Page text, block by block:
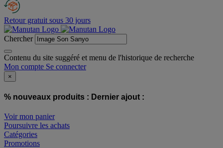
Retour gratuit sous 30 jours
Chercher
Contenu du site suggéré et menu de l'historique de recherche
Mon compte Se connecter
×
% nouveaux produits : Dernier ajout :
Voir mon panier
Poursuivre les achats
Catégories
Promotions